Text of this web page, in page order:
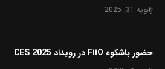
ژانویه 31, 2025
حضور باشکوه FiiO در رویداد CES 2025